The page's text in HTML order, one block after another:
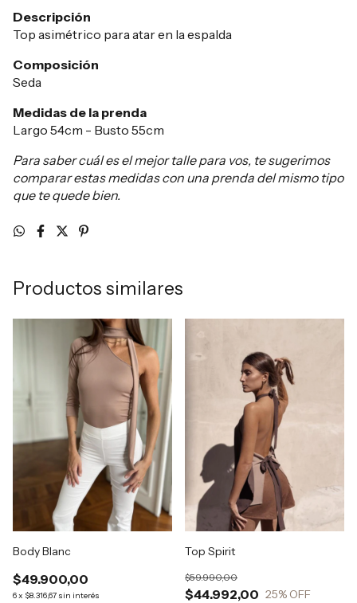
Descripción
Top asimétrico para atar en la espalda
Composición
Seda
Medidas de la prenda
Largo 54cm - Busto 55cm
Para saber cuál es el mejor talle para vos, te sugerimos
comparar estas medidas con una prenda del mismo tipo
que te quede bien.
Productos similares
Body Blanc
$49.900,00
6x $8.316,67 sin interés
Top Spirit
$44.992,00
$59.990,00
25% OFF